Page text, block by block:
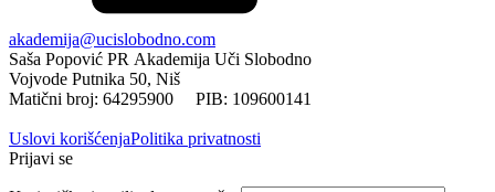
akademija@ucislobodno.com
Saša Popović PR Akademija Uči Slobodno
Vojvode Putnika 50, Niš
Matični broj: 64295900 PIB: 109600141
Uslovi korišćenjaPolitika privatnosti
Prijavi se